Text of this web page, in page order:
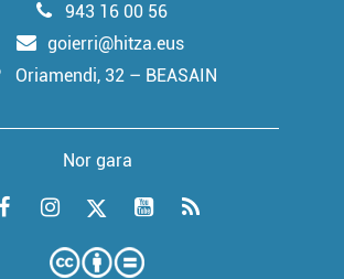
943 16 00 56
goierri@hitza.eus
Oriamendi, 32 – BEASAIN
Nor gara